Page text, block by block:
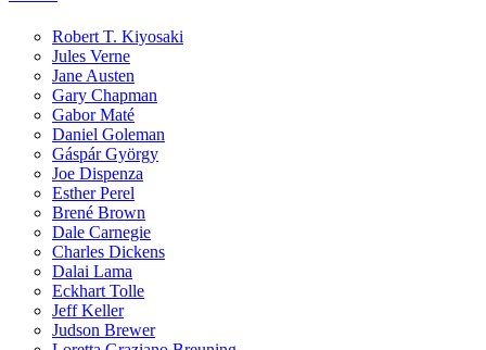
Robert T. Kiyosaki
Jules Verne
Jane Austen
Gary Chapman
Gabor Maté
Daniel Goleman
Gáspár György
Joe Dispenza
Esther Perel
Brené Brown
Dale Carnegie
Charles Dickens
Dalai Lama
Eckhart Tolle
Jeff Keller
Judson Brewer